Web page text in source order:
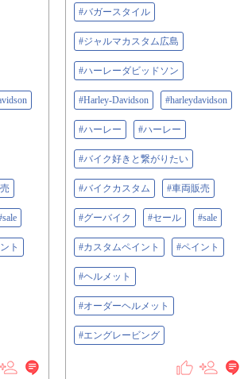
ト
#バガースタイル
#ジャルマカスタム広島
#ハーレーダビッドソン
#Harley-Davidson #harleydavidson
#ハーレー #ハーレー
#バイク好きと繋がりたい
#バイクカスタム #車両販売
#グーバイク #セール #sale
#カスタムペイント #ペイント
#ヘルメット
#オーダーヘルメット
#エングレービング